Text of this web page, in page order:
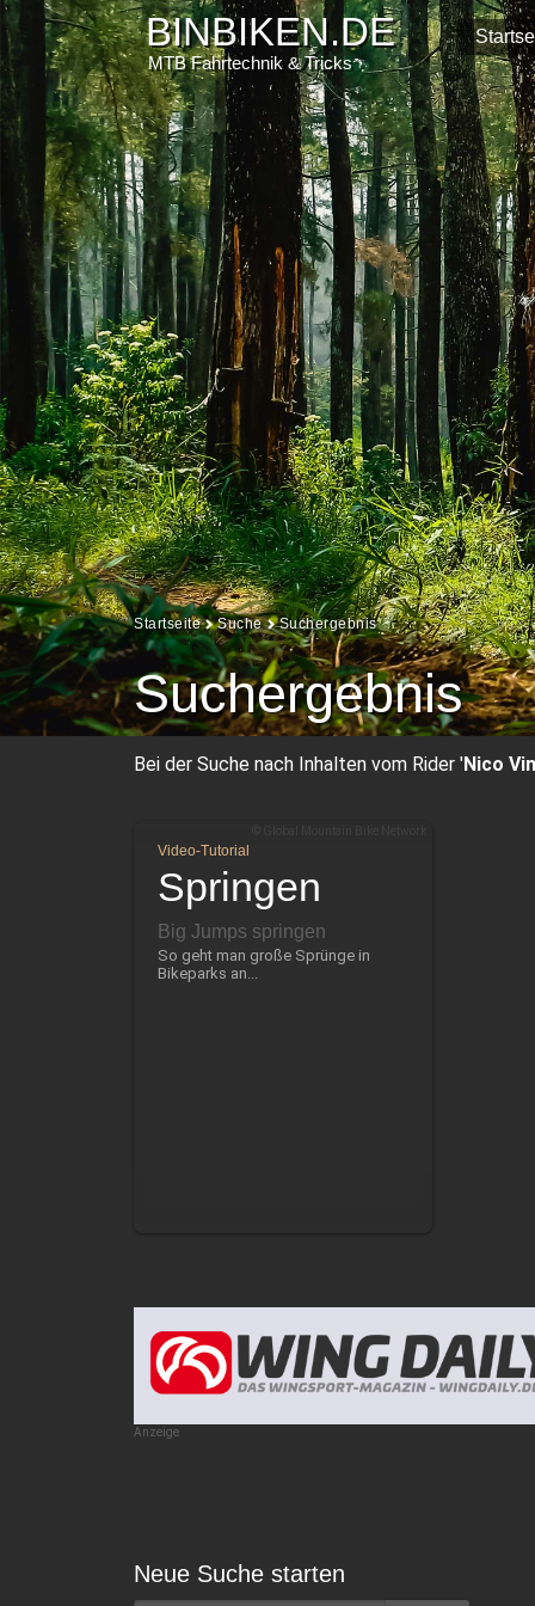
BINBIKEN.DE
MTB Fahrtechnik & Tricks
Startseite Suche Suchergebnis
Suchergebnis
Bei der Suche nach Inhalten vom Rider 'Nico
Video-Tutorial
Springen
Big Jumps springen
So geht man große Sprünge in
Bikeparks an...
Anzeige
Neue Suche starten